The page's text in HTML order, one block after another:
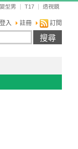
型男 T17 透視鏡
登入 註冊 訂閱